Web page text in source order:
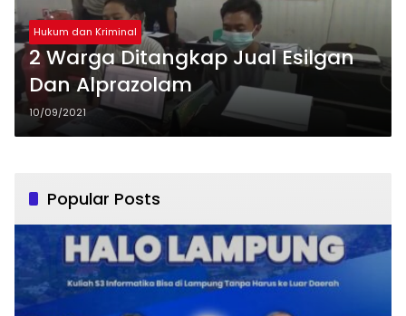
Hukum dan Kriminal
2 Warga Ditangkap Jual Esilgan
Dan Alprazolam
10/09/2021
Popular Posts